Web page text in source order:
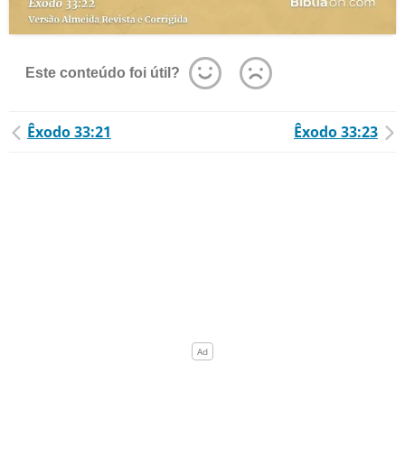
Este conteúdo foi útil?
Êxodo 33:21 Êxodo 33:23